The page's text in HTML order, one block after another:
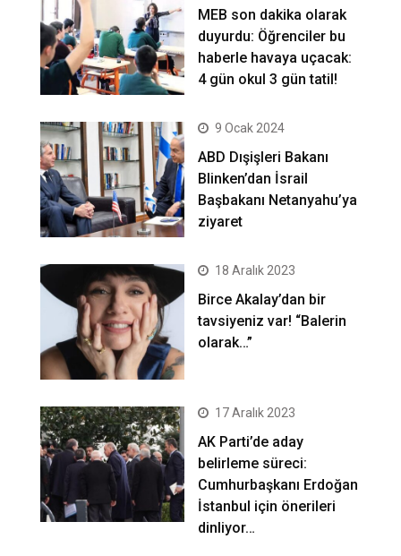
MEB son dakika olarak
duyurdu: Öğrenciler bu
haberle havaya uçacak:
4 gün okul 3 gün tatil!
9 Ocak 2024
ABD Dışişleri Bakanı
Blinken’dan İsrail
Başbakanı Netanyahu’ya
ziyaret
18 Aralık 2023
Birce Akalay’dan bir
tavsiyeniz var! “Balerin
olarak…”
17 Aralık 2023
AK Parti’de aday
belirleme süreci:
Cumhurbaşkanı Erdoğan
İstanbul için önerileri
dinliyor…